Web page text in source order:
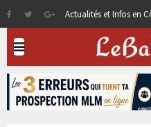
Actualités et Infos en